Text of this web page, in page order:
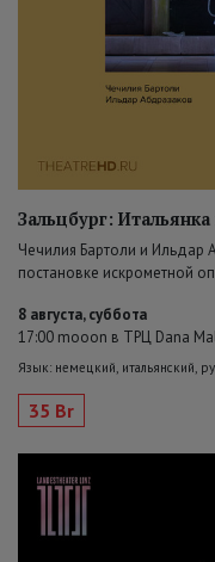
Зальцбург:
Чечилия Бартоли и Ильдар
постановке искрометной
8 августа, суббота
17:00 mooon в ТРЦ Dana
Язык: немецкий, итальянский,
35 Br